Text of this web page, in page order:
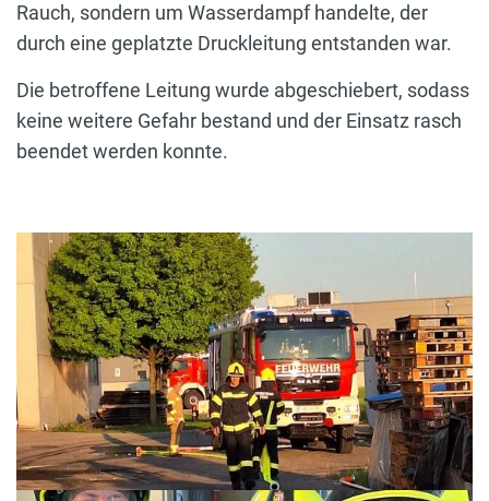
Rauch, sondern um Wasserdampf handelte, der
durch eine geplatzte Druckleitung entstanden war.
Die betroffene Leitung wurde abgeschiebert, sodass
keine weitere Gefahr bestand und der Einsatz rasch
beendet werden konnte.